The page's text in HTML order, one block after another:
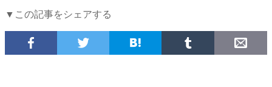
▼この記事をシェアする